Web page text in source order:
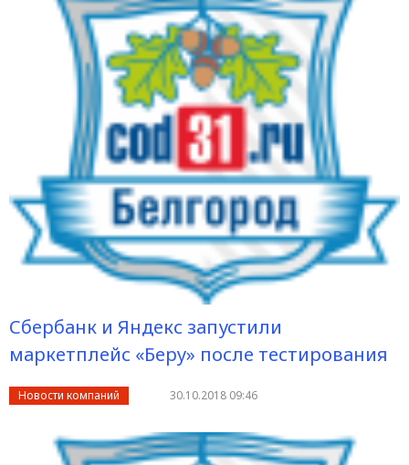
Сбербанк и Яндекс запустили
маркетплейс «Беру» после тестирования
Новости компаний 30.10.2018 09:46